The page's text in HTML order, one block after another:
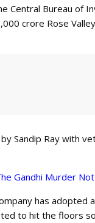
Central Bureau of
crore Rose
Sandip Ray with
Gandhi Murder
has
to hit the floors